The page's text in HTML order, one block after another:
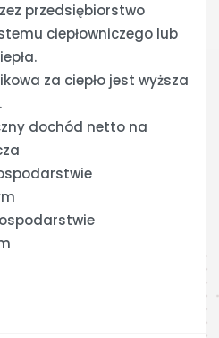
przedsiębiorstwo
ciepłowniczego lub
za ciepło jest wyższa
dochód netto na